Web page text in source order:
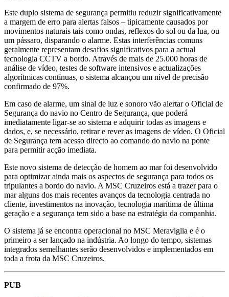
Este duplo sistema de segurança permitiu reduzir significativamente
a margem de erro para alertas falsos – tipicamente causados por
movimentos naturais tais como ondas, reflexos do sol ou da lua, ou
um pássaro, disparando o alarme. Estas interferências comuns
geralmente representam desafios significativos para a actual
tecnologia CCTV a bordo. Através de mais de 25.000 horas de
análise de vídeo, testes de software intensivos e actualizações
algorítmicas contínuas, o sistema alcançou um nível de precisão
confirmado de 97%.
Em caso de alarme, um sinal de luz e sonoro vão alertar o Oficial de
Segurança do navio no Centro de Segurança, que poderá
imediatamente ligar-se ao sistema e adquirir todas as imagens e
dados, e, se necessário, retirar e rever as imagens de vídeo. O Oficial
de Segurança tem acesso directo ao comando do navio na ponte
para permitir acção imediata.
Este novo sistema de detecção de homem ao mar foi desenvolvido
para optimizar ainda mais os aspectos de segurança para todos os
tripulantes a bordo do navio. A MSC Cruzeiros está a trazer para o
mar alguns dos mais recentes avanços da tecnologia centrada no
cliente, investimentos na inovação, tecnologia marítima de última
geração e a segurança tem sido a base na estratégia da companhia.
O sistema já se encontra operacional no MSC Meraviglia e é o
primeiro a ser lançado na indústria. Ao longo do tempo, sistemas
integrados semelhantes serão desenvolvidos e implementados em
toda a frota da MSC Cruzeiros.
PUB